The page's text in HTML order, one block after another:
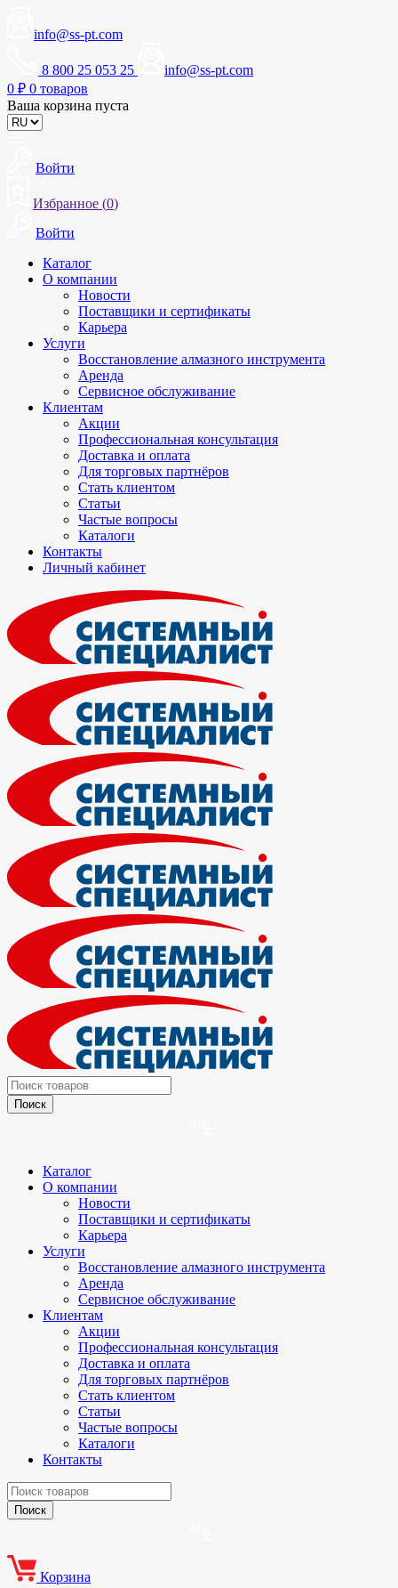
info@ss-pt.com
8 800 25 053 25
info@ss-pt.com
0 ₽ 0 товаров
Ваша корзина пуста
Войти
Избранное (0)
Войти
Каталог
О компании
Новости
Поставщики и сертификаты
Карьера
Услуги
Восстановление алмазного инструмента
Аренда
Сервисное обслуживание
Клиентам
Акции
Профессиональная консультация
Доставка и оплата
Для торговых партнёров
Стать клиентом
Статьи
Частые вопросы
Каталоги
Контакты
Личный кабинет
Каталог
О компании
Новости
Поставщики и сертификаты
Карьера
Услуги
Восстановление алмазного инструмента
Аренда
Сервисное обслуживание
Клиентам
Акции
Профессиональная консультация
Доставка и оплата
Для торговых партнёров
Стать клиентом
Статьи
Частые вопросы
Каталоги
Контакты
Корзина